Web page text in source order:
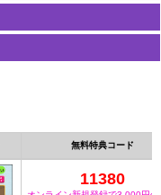
無料特典コード
11380